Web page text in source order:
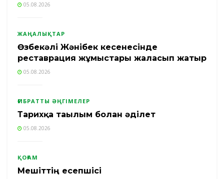
05.08.2026
ЖАҢАЛЫҚТАР
Өзбекәлі Жәнібек кесенесінде
реставрация жұмыстары жалғасып жатыр
05.08.2026
ҒИБРАТТЫ ӘҢГІМЕЛЕР
Тарихқа тағылым болған әділет
05.08.2026
ҚОҒАМ
Мешіттің есепшісі